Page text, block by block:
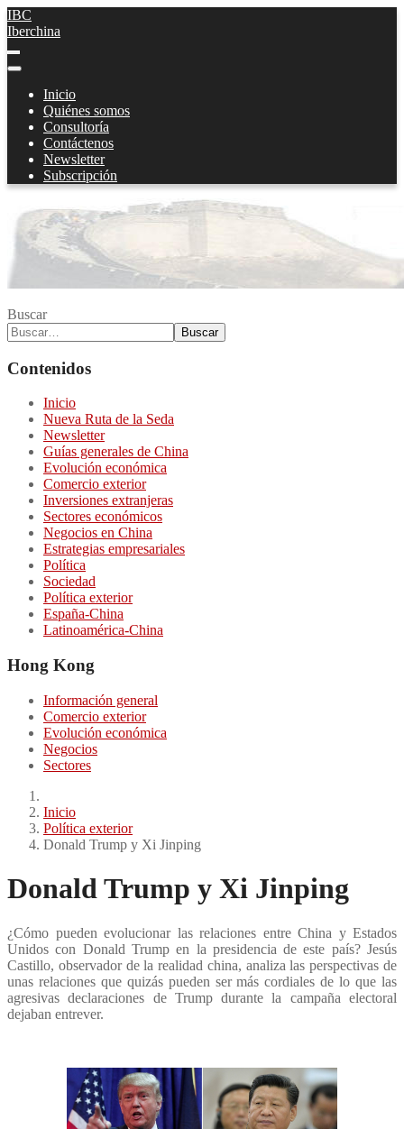
IBC
Iberchina
Inicio
Quiénes somos
Consultoría
Contáctenos
Newsletter
Subscripción
Buscar
Buscar
Contenidos
Inicio
Nueva Ruta de la Seda
Newsletter
Guías generales de China
Evolución económica
Comercio exterior
Inversiones extranjeras
Sectores económicos
Negocios en China
Estrategias empresariales
Política
Sociedad
Política exterior
España-China
Latinoamérica-China
Hong Kong
Información general
Comercio exterior
Evolución económica
Negocios
Sectores
Inicio
Política exterior
Donald Trump y Xi Jinping
Donald Trump y Xi Jinping
¿Cómo pueden evolucionar las relaciones entre China y Estados
Unidos con Donald Trump en la presidencia de este país? Jesús
Castillo, observador de la realidad china, analiza las perspectivas de
unas relaciones que quizás pueden ser más cordiales de lo que las
agresivas declaraciones de Trump durante la campaña electoral
dejaban entrever.